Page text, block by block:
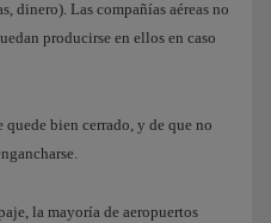
dinero). Las compañías aéreas no
producirse en ellos en caso
bien cerrado, y de que no
la mayoría de aeropuertos